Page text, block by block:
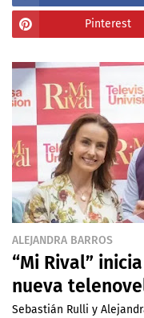
Pinterest
ALEJANDRA BARROS
“Mi Rival”
nueva
Sebastián Rulli y